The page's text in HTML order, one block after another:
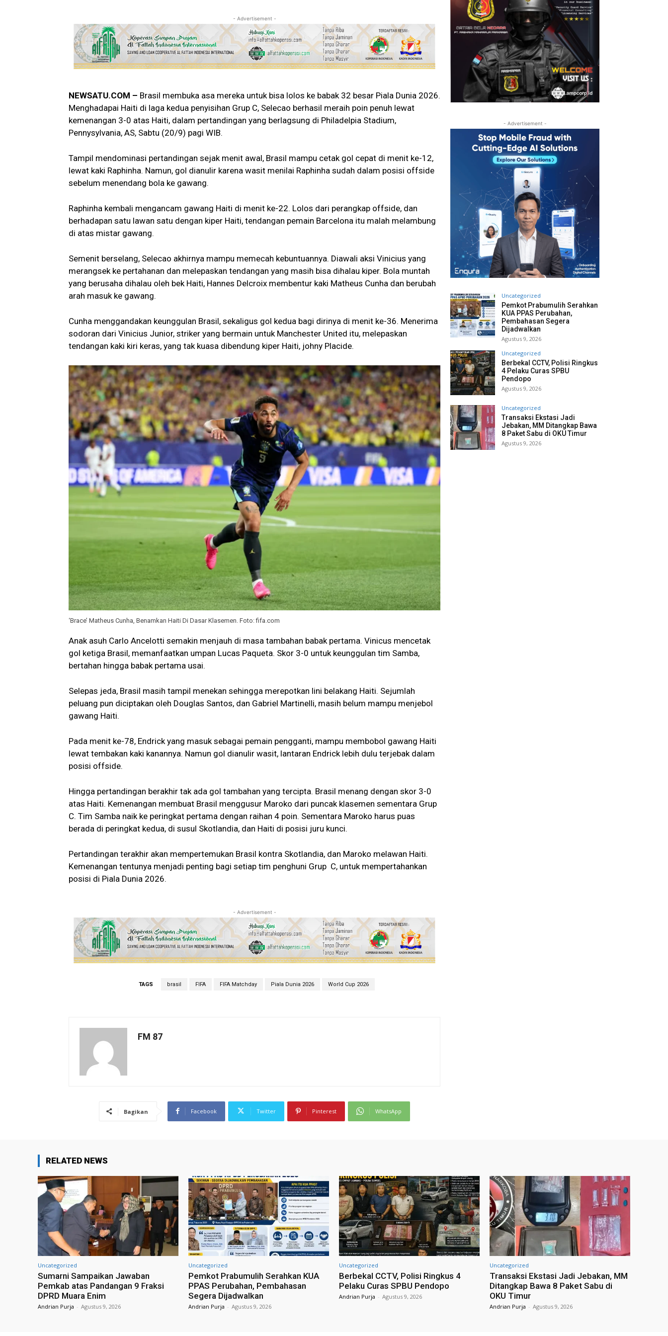
- Advertisement -
NEWSATU.COM – Brasil membuka asa mereka untuk bisa lolos ke babak 32 besar Piala Dunia 2026.
Menghadapai Haiti di laga kedua penyisihan Grup C, Selecao berhasil meraih poin penuh lewat
kemenangan 3-0 atas Haiti, dalam pertandingan yang berlagsung di Philadelpia Stadium,
Pennysylvania, AS, Sabtu (20/9) pagi WIB.
Tampil mendominasi pertandingan sejak menit awal, Brasil mampu cetak gol cepat di menit ke-12,
lewat kaki Raphinha. Namun, gol dianulir karena wasit menilai Raphinha sudah dalam posisi offside
sebelum menendang bola ke gawang.
Raphinha kembali mengancam gawang Haiti di menit ke-22. Lolos dari perangkap offside, dan
berhadapan satu lawan satu dengan kiper Haiti, tendangan pemain Barcelona itu malah melambung
di atas mistar gawang.
Semenit berselang, Selecao akhirnya mampu memecah kebuntuannya. Diawali aksi Vinicius yang
merangsek ke pertahanan dan melepaskan tendangan yang masih bisa dihalau kiper. Bola muntah
yang berusaha dihalau oleh bek Haiti, Hannes Delcroix membentur kaki Matheus Cunha dan berubah
arah masuk ke gawang.
Cunha menggandakan keunggulan Brasil, sekaligus gol kedua bagi dirinya di menit ke-36. Menerima
sodoran dari Vinicius Junior, striker yang bermain untuk Manchester United itu, melepaskan
tendangan kaki kiri keras, yang tak kuasa dibendung kiper Haiti, johny Placide.
‘Brace’ Matheus Cunha, Benamkan Haiti Di Dasar Klasemen. Foto: fifa.com
Anak asuh Carlo Ancelotti semakin menjauh di masa tambahan babak pertama. Vinicus mencetak
gol ketiga Brasil, memanfaatkan umpan Lucas Paqueta. Skor 3-0 untuk keunggulan tim Samba,
bertahan hingga babak pertama usai.
Selepas jeda, Brasil masih tampil menekan sehingga merepotkan lini belakang Haiti. Sejumlah
peluang pun diciptakan oleh Douglas Santos, dan Gabriel Martinelli, masih belum mampu menjebol
gawang Haiti.
Pada menit ke-78, Endrick yang masuk sebagai pemain pengganti, mampu membobol gawang Haiti
lewat tembakan kaki kanannya. Namun gol dianulir wasit, lantaran Endrick lebih dulu terjebak dalam
posisi offside.
Hingga pertandingan berakhir tak ada gol tambahan yang tercipta. Brasil menang dengan skor 3-0
atas Haiti. Kemenangan membuat Brasil menggusur Maroko dari puncak klasemen sementara Grup
C. Tim Samba naik ke peringkat pertama dengan raihan 4 poin. Sementara Maroko harus puas
berada di peringkat kedua, di susul Skotlandia, dan Haiti di posisi juru kunci.
Pertandingan terakhir akan mempertemukan Brasil kontra Skotlandia, dan Maroko melawan Haiti.
Kemenangan tentunya menjadi penting bagi setiap tim penghuni Grup C, untuk mempertahankan
posisi di Piala Dunia 2026.
- Advertisement -
TAGS brasil FIFA FIFA Matchday Piala Dunia 2026 World Cup 2026
FM 87
Bagikan Facebook Twitter Pinterest WhatsApp
- Advertisement -
Uncategorized
Pemkot Prabumulih Serahkan
KUA PPAS Perubahan,
Pembahasan Segera
Dijadwalkan
Agustus 9, 2026
Uncategorized
Berbekal CCTV, Polisi Ringkus
4 Pelaku Curas SPBU
Pendopo
Agustus 9, 2026
Uncategorized
Transaksi Ekstasi Jadi
Jebakan, MM Ditangkap Bawa
8 Paket Sabu di OKU Timur
Agustus 9, 2026
RELATED NEWS
Uncategorized
Sumarni Sampaikan Jawaban
Pemkab atas Pandangan 9 Fraksi
DPRD Muara Enim
Andrian Purja - Agustus 9, 2026
Uncategorized
Pemkot Prabumulih Serahkan KUA
PPAS Perubahan, Pembahasan
Segera Dijadwalkan
Andrian Purja - Agustus 9, 2026
Uncategorized
Berbekal CCTV, Polisi Ringkus 4
Pelaku Curas SPBU Pendopo
Andrian Purja - Agustus 9, 2026
Uncategorized
Transaksi Ekstasi Jadi Jebakan, MM
Ditangkap Bawa 8 Paket Sabu di
OKU Timur
Andrian Purja - Agustus 9, 2026